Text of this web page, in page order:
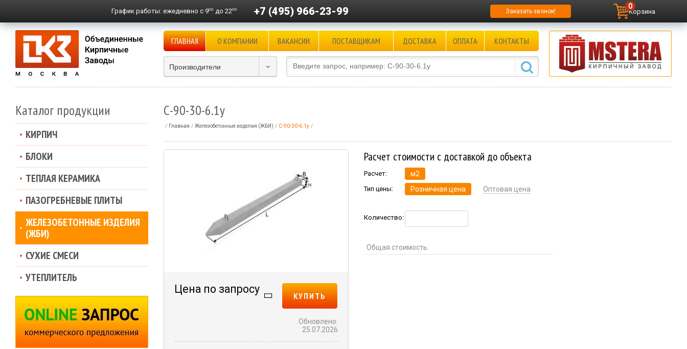
График работы: ежедневно с 900 до 2200 +7 (495) 966-23-99 Заказать звонок! Корзина
0
ГЛАВНАЯ О КОМПАНИИ ВАКАНСИИ ПОСТАВЩИКАМ ДОСТАВКА ОПЛАТА КОНТАКТЫ
Производители
С-90-30-6.1у
Главная Железобетонные изделия (ЖБИ) С-90-30-6.1у
Цена по запросу
КУПИТЬ
Обновлено:
25.07.2026
Расчет стоимости с доставкой до объекта
Расчет: м2
Тип цены: Розничная цена Оптовая цена
Количество:
Общая стоимость:
Каталог продукции
КИРПИЧ
БЛОКИ
ТЕПЛАЯ КЕРАМИКА
ПАЗОГРЕБНЕВЫЕ ПЛИТЫ
ЖЕЛЕЗОБЕТОННЫЕ ИЗДЕЛИЯ
(ЖБИ)
СУХИЕ СМЕСИ
УТЕПЛИТЕЛЬ